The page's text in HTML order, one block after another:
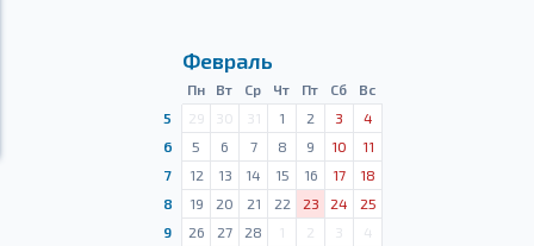
Февраль
Пн Вт Ср Чт Пт Сб
Вс
5
29 30 31 1 2 3
4
6
5 6 7 8 9 10
11
7
12 13 14 15 16 17
18
8
19 20 21 22 23 24
25
9
26 27 28 1 2 3
4